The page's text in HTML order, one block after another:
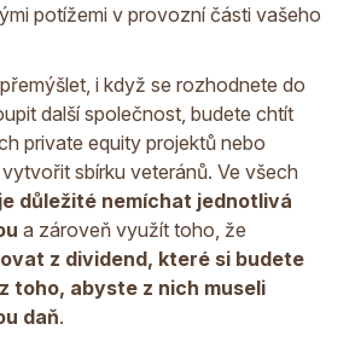
potížemi v provozní části vašeho
i když se rozhodnete do
další společnost, budete chtít
private equity projektů nebo
sbírku veteránů. Ve všech
je důležité nemíchat jednotlivá
a zároveň využít toho, že
z dividend, které si budete
toho, abyste z nich museli
daň.